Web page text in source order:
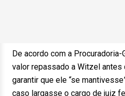
De acordo com a Procuradoria-
valor repassado a Witzel
garantir que ele “se
caso largasse o cargo de juiz